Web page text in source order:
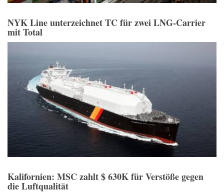
NYK Line unterzeichnet TC für zwei LNG-Carrier
mit Total
Kalifornien: MSC zahlt $ 630K für Verstöße gegen
die Luftqualität